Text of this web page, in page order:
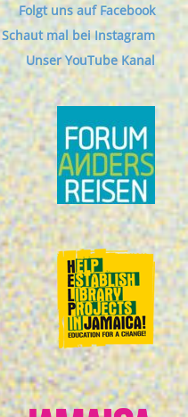
Folgt uns auf Facebook
Schaut mal bei Instagram
Unser YouTube Kanal